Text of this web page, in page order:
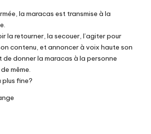
la maracas est transmise à la
la retourner, la secouer, l’agiter pour
contenu, et annoncer à voix haute son
donner la maracas à la personne
même.
plus fine?